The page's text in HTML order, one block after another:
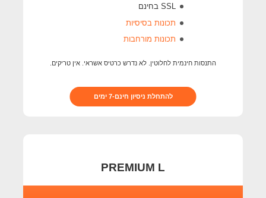
SSL בחינם
תכונות בסיסיות
תכונות מורחבות
התנסות חינמית לחלוטין. לא נדרש כרטיס אשראי. אין טריקים.
להתחלת ניסיון חינם-7 ימים
PREMIUM L